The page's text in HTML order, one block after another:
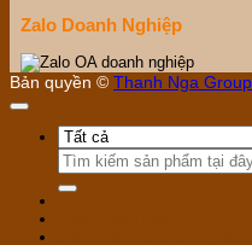
Zalo Doanh Nghiệp
Bản quyền © Thanh Nga Group
Tìm
kiếm: